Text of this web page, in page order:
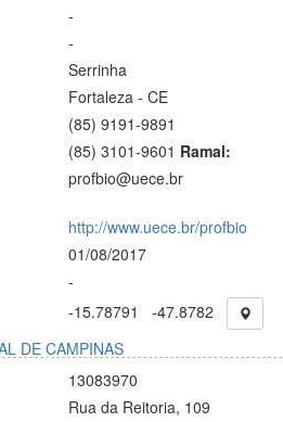
-
-
Serrinha
Fortaleza - CE
(85) 9191-9891
(85) 3101-9601 Ramal:
profbio@uece.br
http://www.uece.br/profbio
01/08/2017
-
-15.78791
-47.8782
DE CAMPINAS
13083970
Rua da Reitoria, 109